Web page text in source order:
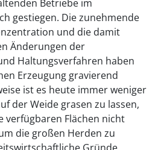
Betriebe im
gestiegen. Die zunehmende
und die damit
Änderungen der
Haltungsverfahren haben
Erzeugung gravierend
ist es heute immer weniger
der Weide grasen zu lassen,
verfügbaren Flächen nicht
die großen Herden zu